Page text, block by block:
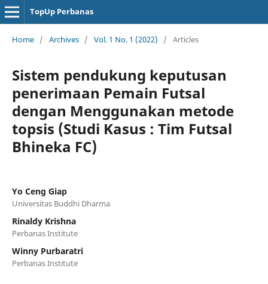
TopUp Perbanas
Home / Archives / Vol. 1 No. 1 (2022) / Articles
Sistem pendukung keputusan
penerimaan Pemain Futsal
dengan Menggunakan metode
topsis (Studi Kasus : Tim Futsal
Bhineka FC)
Yo Ceng Giap
Universitas Buddhi Dharma
Rinaldy Krishna
Perbanas Institute
Winny Purbaratri
Perbanas Institute